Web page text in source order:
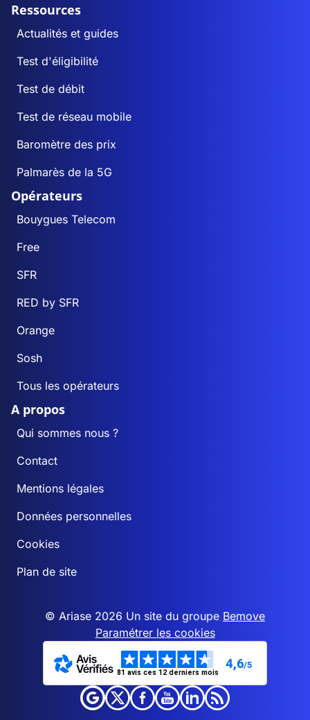
Ressources
Actualités et guides
Test d'éligibilité
Test de débit
Test de réseau mobile
Baromètre des prix
Palmarès de la 5G
Opérateurs
Bouygues Telecom
Free
SFR
RED by SFR
Orange
Sosh
Tous les opérateurs
A propos
Qui sommes nous ?
Contact
Mentions légales
Données personnelles
Cookies
Plan de site
© Ariase 2026 Un site du groupe Bemove
Paramétrer les cookies
81 avis ces 12 derniers mois
4,6/5